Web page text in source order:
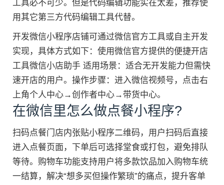
工具必不可少。但是代码编辑功能实在太差，推荐使
用其它第三方代码编辑工具代替。
开发微信小程序店铺可通过微信官方工具或自主开发
实现，具体方式如下：使用微信官方提供的便捷开店
工具微信小店助手 适用场景：适合无开发能力但需快
速开店的用户。操作步骤：进入微信视频号，点击右
上角个人中心→创作者中心→带货中心。
在微信里怎么做点餐小程序?
扫码点餐门店内张贴小程序二维码，用户扫码后直接
进入点餐页面，下单后可选择堂食或打包，避免排队
等待。购物车功能支持用户将多款饮品加入购物车统
一结算，解决“想多买但操作繁琐”的痛点，提升客单